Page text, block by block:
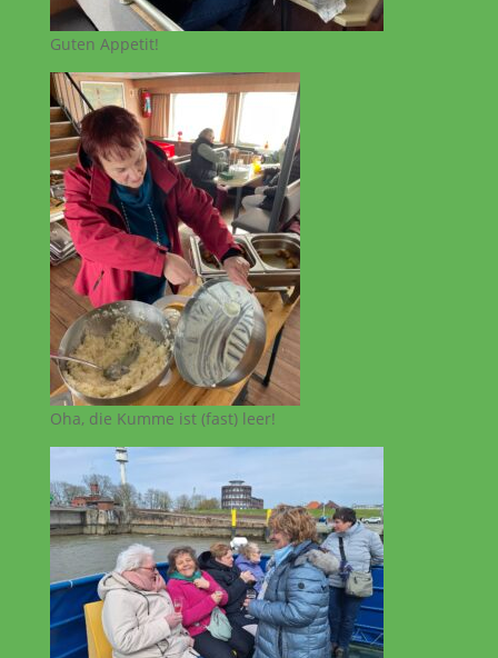
Guten Appetit!
Oha, die Kumme ist (fast) leer!